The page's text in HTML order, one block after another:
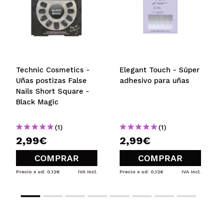
Technic Cosmetics -
Uñas postizas False
Nails Short Square -
Black Magic
(1)
2,99€
COMPRAR
Precio x ud: 0,12€ IVA Incl.
Elegant Touch - Súper
adhesivo para uñas
(1)
2,99€
COMPRAR
Precio x ud: 0,12€ IVA Incl.